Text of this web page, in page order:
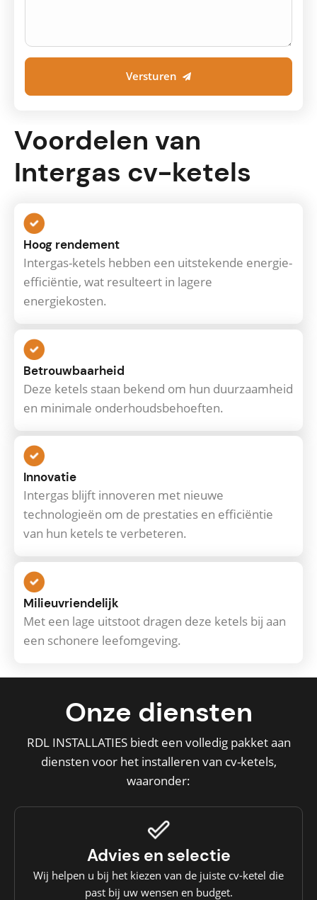
Versturen
Voordelen van
Intergas cv-ketels
Hoog rendement
Intergas-ketels hebben een uitstekende energie-
efficiëntie, wat resulteert in lagere
energiekosten.
Betrouwbaarheid
Deze ketels staan bekend om hun duurzaamheid
en minimale onderhoudsbehoeften.
Innovatie
Intergas blijft innoveren met nieuwe
technologieën om de prestaties en efficiëntie
van hun ketels te verbeteren.
Milieuvriendelijk
Met een lage uitstoot dragen deze ketels bij aan
een schonere leefomgeving.
Onze diensten
RDL INSTALLATIES biedt een volledig pakket aan
diensten voor het installeren van cv-ketels,
waaronder:
Advies en selectie
Wij helpen u bij het kiezen van de juiste cv-ketel die
past bij uw wensen en budget.